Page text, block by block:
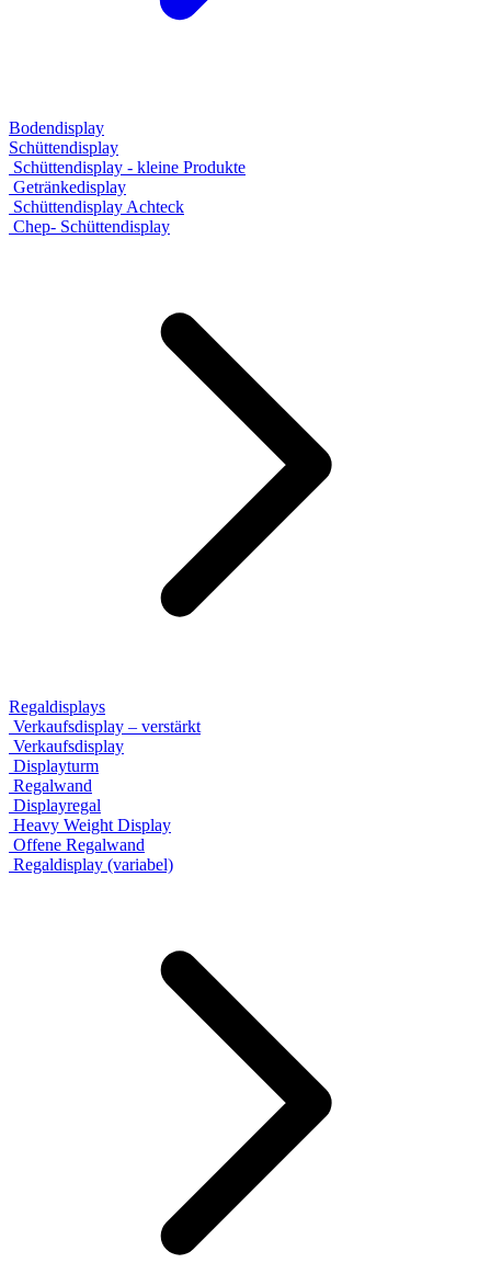
Bodendisplay
Schüttendisplay
Schüttendisplay - kleine Produkte
Getränkedisplay
Schüttendisplay Achteck
Chep- Schüttendisplay
Regaldisplays
Verkaufsdisplay – verstärkt
Verkaufsdisplay
Displayturm
Regalwand
Displayregal
Heavy Weight Display
Offene Regalwand
Regaldisplay (variabel)